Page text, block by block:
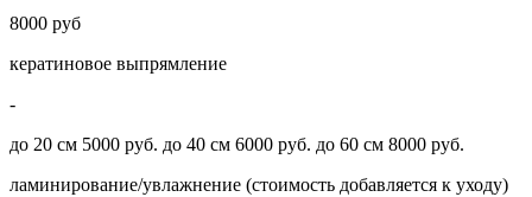
8000 руб
кератиновое выпрямление
-
до 20 см 5000 руб. до 40 см 6000 руб. до 60 см 8000 руб.
ламинирование/увлажнение (стоимость добавляется к уходу)